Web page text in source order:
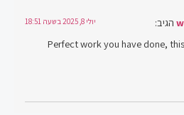
הגיב: יולי 8, 2025 בשעה 18:51
Perfect work you have done,